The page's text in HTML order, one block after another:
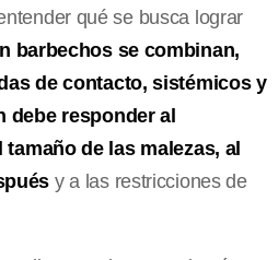
qué se busca lograr
barbechos se combinan,
de contacto, sistémicos y
debe responder al
de las malezas, al
y a las restricciones de